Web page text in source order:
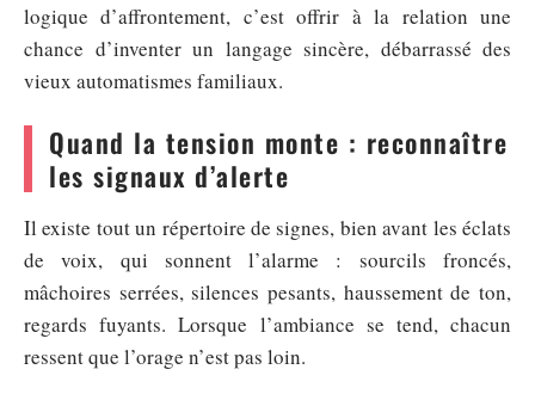
logique d’affrontement, c’est offrir à la relation une
chance d’inventer un langage sincère, débarrassé des
vieux automatismes familiaux.
Quand la tension monte : reconnaître
les signaux d’alerte
Il existe tout un répertoire de signes, bien avant les éclats
de voix, qui sonnent l’alarme : sourcils froncés,
mâchoires serrées, silences pesants, haussement de ton,
regards fuyants. Lorsque l’ambiance se tend, chacun
ressent que l’orage n’est pas loin.